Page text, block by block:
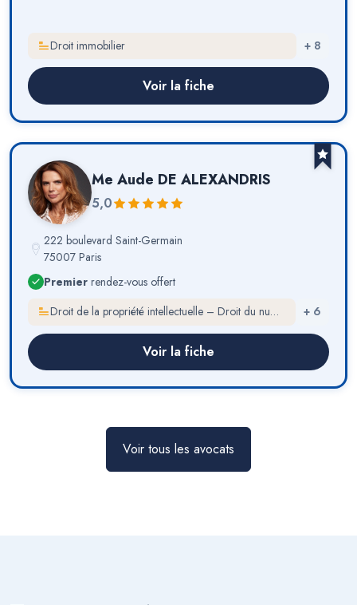
Droit immobilier + 8
Voir la fiche
Me Aude DE ALEXANDRIS
5,0
222 boulevard Saint-Germain
75007 Paris
Premier rendez-vous offert
Droit de la propriété intellectuelle – Droit du numérique
+ 6
Voir la fiche
Voir tous les avocats